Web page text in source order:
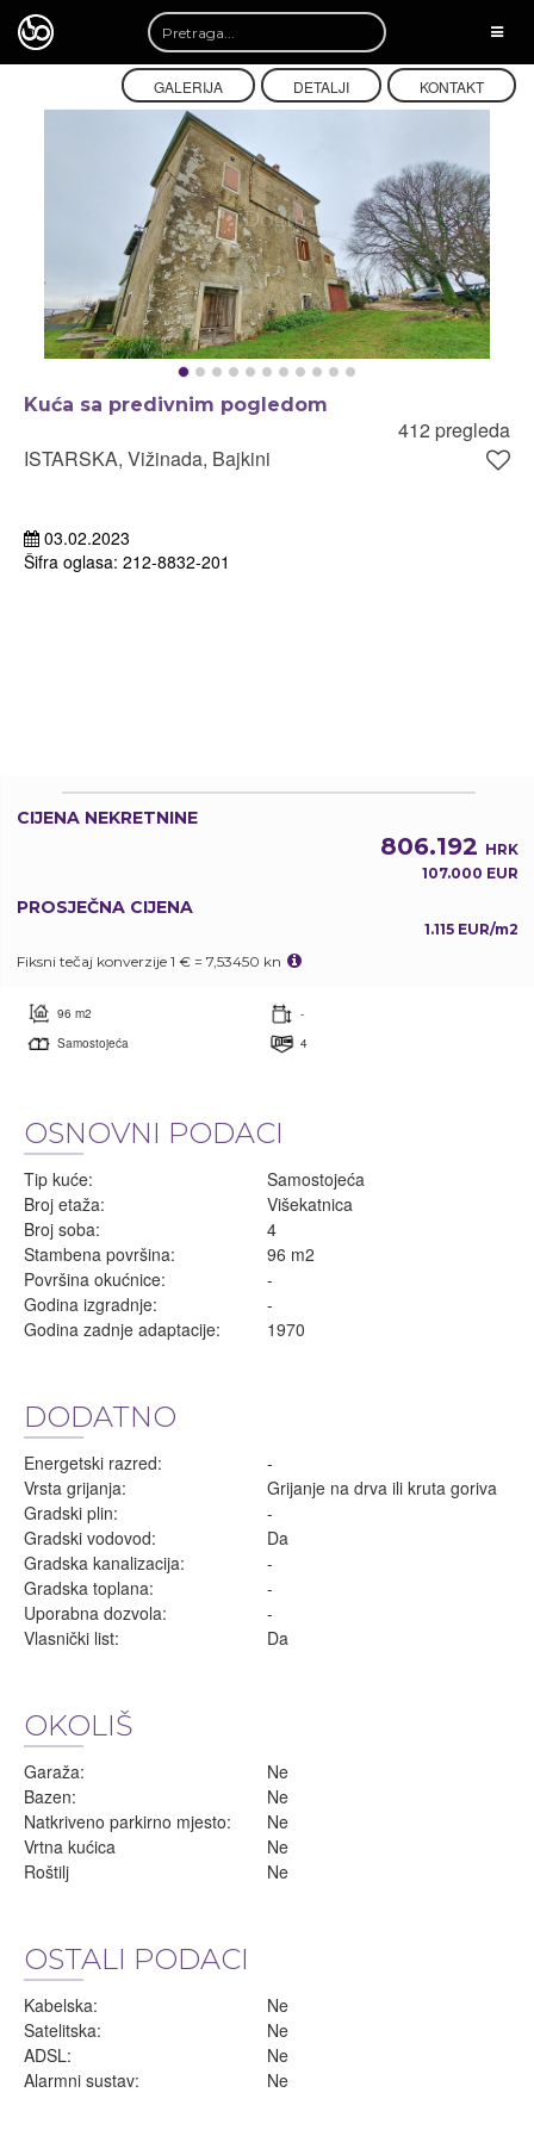
GALERIJA DETALJI KONTAKT
Kuća sa predivnim pogledom
412 pregleda
ISTARSKA, Vižinada, Bajkini
03.02.2023
Šifra oglasa: 212-8832-201
CIJENA NEKRETNINE
806.192 HRK
107.000 EUR
PROSJEČNA CIJENA
1.115 EUR/m2
Fiksni tečaj konverzije 1 € = 7,53450 kn
96 m2
-
Samostojeća
4
OSNOVNI PODACI
Tip kuće:
Samostojeća
Broj etaža:
Višekatnica
Broj soba:
4
Stambena površina:
96 m2
Površina okućnice:
-
Godina izgradnje:
-
Godina zadnje adaptacije:
1970
DODATNO
Energetski razred:
-
Vrsta grijanja:
Grijanje na drva ili kruta goriva
Gradski plin:
-
Gradski vodovod:
Da
Gradska kanalizacija:
-
Gradska toplana:
-
Uporabna dozvola:
-
Vlasnički list:
Da
OKOLIŠ
Garaža:
Ne
Bazen:
Ne
Natkriveno parkirno mjesto:
Ne
Vrtna kućica
Ne
Roštilj
Ne
OSTALI PODACI
Kabelska:
Ne
Satelitska:
Ne
ADSL:
Ne
Alarmni sustav:
Ne